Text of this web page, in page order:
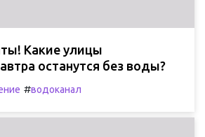
Какие улицы
останутся без воды?
#водоканал